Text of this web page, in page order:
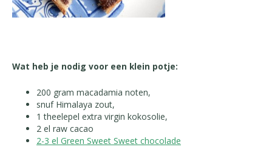
Wat heb je nodig voor een klein potje:
200 gram macadamia noten,
snuf Himalaya zout,
1 theelepel extra virgin kokosolie,
2 el raw cacao
2-3 el Green Sweet Sweet chocolade